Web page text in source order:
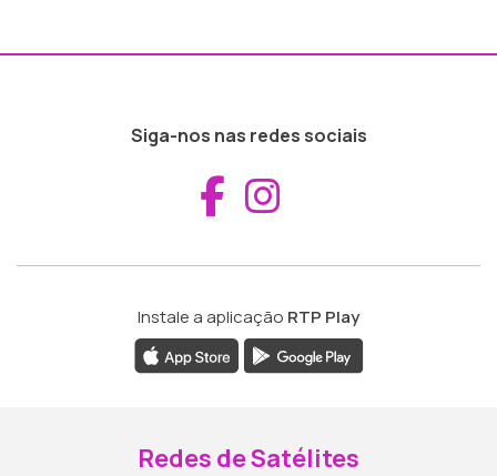
Siga-nos nas redes sociais
Aceder ao
Instale a aplicação RTP Play
Redes de Satélites